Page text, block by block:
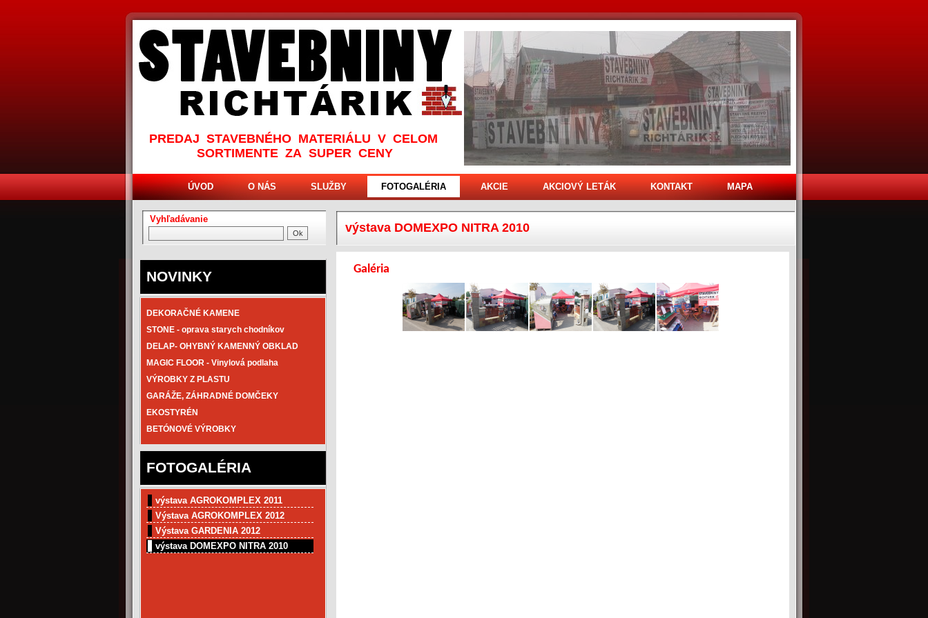
výstava DOMEXPO NITRA 2010
ÚVOD O NÁS SLUŽBY FOTOGALÉRIA AKCIE AKCIOVÝ LETÁK KONTAKT MAPA
PREDAJ STAVEBNÉHO MATERIÁLU V CELOM
SORTIMENTE ZA SUPER CENY
Vyhľadávanie
NOVINKY
DEKORAČNÉ KAMENE
STONE - oprava starych chodníkov
DELAP- OHYBNÝ KAMENNÝ OBKLAD
MAGIC FLOOR - Vinylová podlaha
VÝROBKY Z PLASTU
GARÁŽE, ZÁHRADNÉ DOMČEKY
EKOSTYRÉN
BETÓNOVÉ VÝROBKY
FOTOGALÉRIA
výstava AGROKOMPLEX 2011
Výstava AGROKOMPLEX 2012
Výstava GARDENIA 2012
výstava DOMEXPO NITRA 2010
Galéria